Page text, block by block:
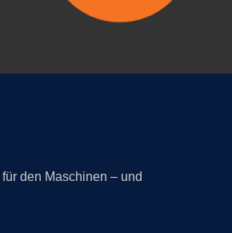
den Maschinen – und